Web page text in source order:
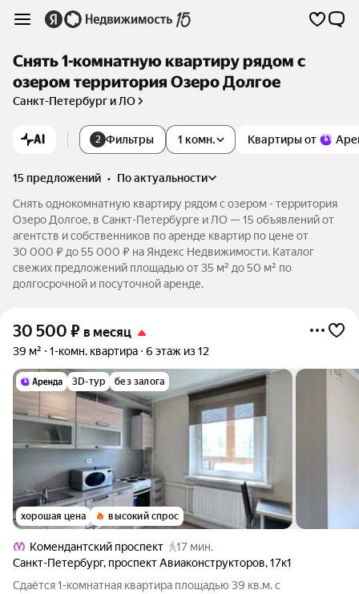
Снять 1-комнатную квартиру рядом с
озером территория Озеро Долгое
Санкт-Петербург и ЛО
AI 2 Фильтры Квартиры от
1 комн.
15 предложений •
по актуальности
Снять однокомнатную квартиру рядом с озером - территория
Озеро Долгое, в Санкт-Петербурге и ЛО — 15 объявлений от
агентств и собственников по аренде квартир по цене от
30 000 ₽ до 55 000 ₽ на Яндекс Недвижимости. Каталог
свежих предложений площадью от 35 м² до 50 м² по
долгосрочной и посуточной аренде.
30 500 ₽ в месяц
39 м² 1-комн. квартира 6 этаж из 12
3D-тур без залога
хорошая цена высокий спрос
Комендантский проспект
17 мин.
Санкт-Петербург, проспект Авиаконструкторов,17к1
Сдаётся 1-комнатная квартира площадью 39 кв.м. с